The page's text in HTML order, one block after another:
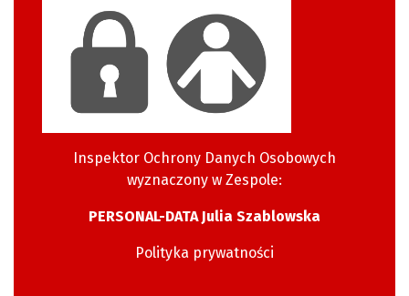
Inspektor Ochrony Danych Osobowych
wyznaczony w Zespole:
PERSONAL-DATA Julia Szablowska
Polityka prywatności